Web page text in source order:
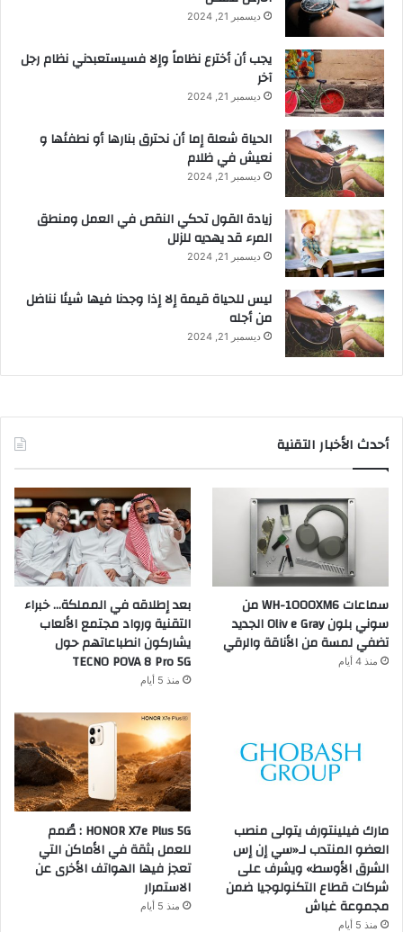
ديسمبر 21, 2024
يجب أن أخترع نظاماً وإلا فسيستعبدني نظام رجل
آخر
ديسمبر 21, 2024
الحياة شعلة إما أن نحترق بنارها أو نطفئها و
نعيش في ظلام
ديسمبر 21, 2024
زيادة القول تحكي النقص في العمل ومنطق
المرء قد يهديه للزلل
ديسمبر 21, 2024
ليس للحياة قيمة إلا إذا وجدنا فيها شيئا نناضل
من أجله
ديسمبر 21, 2024
أحدث الأخبار التقنية
سماعات WH-1000XM6 من
سوني بلون Oliv e Gray الجديد
تضفي لمسة من الأناقة والرقي
منذ 4 أيام
بعد إطلاقه في المملكة… خبراء
التقنية ورواد مجتمع الألعاب
يشاركون انطباعاتهم حول
TECNO POVA 8 Pro 5G
منذ 5 أيام
مارك فيلينتورف يتولى منصب
العضو المنتدب لـ«سي إن إس
الشرق الأوسط» ويشرف على
شركات قطاع التكنولوجيا ضمن
مجموعة غباش
منذ 5 أيام
HONOR X7e Plus 5G : صُمم
للعمل بثقة في الأماكن التي
تعجز فيها الهواتف الأخرى عن
الاستمرار
منذ 5 أيام